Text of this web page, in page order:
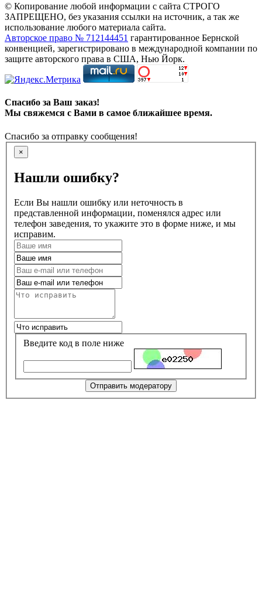
© Копирование любой информации с сайта СТРОГО
ЗАПРЕЩЕНО, без указания ссылки на источник, а так же
использование любого материала сайта.
Авторское право № 712144451 гарантированное Бернской
конвенцией, зарегистрировано в международной компании по
защите авторского права в США, Нью Йорк.
Спасибо за Ваш заказ!
Мы свяжемся с Вами в самое ближайшее время.
Спасибо за отправку сообщения!
×
Нашли ошибку?
Если Вы нашли ошибку или неточность в
представленной информации, поменялся адрес или
телефон заведения, то укажите это в форме ниже, и мы
исправим.
Введите код в поле ниже
Отправить модератору